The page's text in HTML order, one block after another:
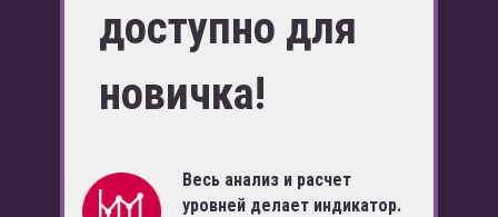
доступно для
новичка!
Весь анализ и расчет
уровней делает индикатор.